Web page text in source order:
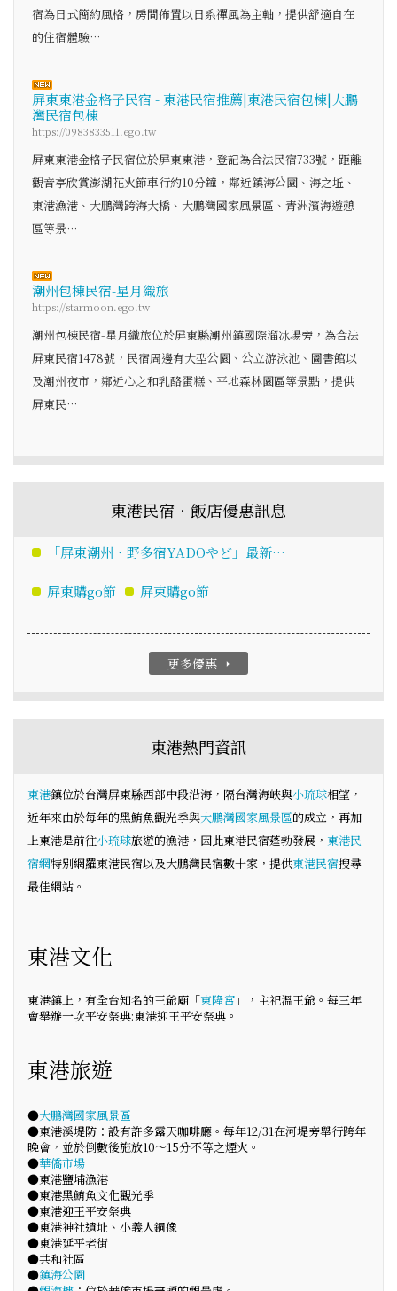
宿為日式簡約風格，房間佈置以日系禪風為主軸，提供舒適自在
的住宿體驗…
屏東東港金格子民宿 - 東港民宿推薦|東港民宿包棟|大鵬
灣民宿包棟
https://0983833511.ego.tw
屏東東港金格子民宿位於屏東東港，登記為合法民宿733號，距離
觀音亭欣賞澎湖花火節車行約10分鐘，鄰近鎮海公園、海之坵、
東港漁港、大鵬灣跨海大橋、大鵬灣國家風景區、青洲濱海遊憩
區等景…
潮州包棟民宿-星月織旅
https://starmoon.ego.tw
潮州包棟民宿-星月織旅位於屏東縣潮州鎮國際溜冰場旁，為合法
屏東民宿1478號，民宿周邊有大型公園、公立游泳池、圖書館以
及潮州夜市，鄰近心之和乳酪蛋糕、平地森林園區等景點，提供
屏東民…
東港民宿‧飯店優惠訊息
「屏東潮州‧野多宿YADOやど」最新…
屏東購go節 屏東購go節
更多優惠 arrow_right
東港熱門資訊
東港鎮位於台灣屏東縣西部中段沿海，隔台灣海峽與小琉球相望，
近年來由於每年的黑鮪魚觀光季與大鵬灣國家風景區的成立，再加
上東港是前往小琉球旅遊的漁港，因此東港民宿蓬勃發展， 東港民
宿網特別網羅東港民宿以及大鵬灣民宿數十家，提供東港民宿搜尋
最佳網站。
東港文化
東港鎮上，有全台知名的王爺廟「東隆宮 」，主祀溫王爺。每三年
會舉辦一次平安祭典:東港迎王平安祭典。
東港旅遊
●大鵬灣國家風景區
●東港溪堤防：設有許多露天咖啡廳。每年12/31在河堤旁舉行跨年
晚會，並於倒數後施放10～15分不等之煙火。
●華僑市場
●東港鹽埔漁港
●東港黑鮪魚文化觀光季
●東港迎王平安祭典
●東港神社遺址、小義人銅像
●東港延平老街
●共和社區
●鎮海公園